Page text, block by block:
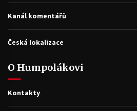
Kanál komentářů
Česká lokalizace
O Humpolákovi
Kontakty